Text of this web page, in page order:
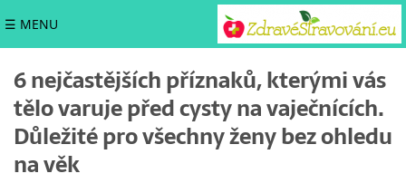
☰ MENU
6 nejčastějších příznaků, kterými vás
tělo varuje před cysty na vaječnících.
Důležité pro všechny ženy bez ohledu
na věk